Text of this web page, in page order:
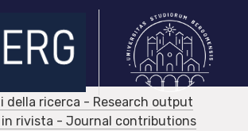
della ricerca - Research output
in rivista - Journal contributions